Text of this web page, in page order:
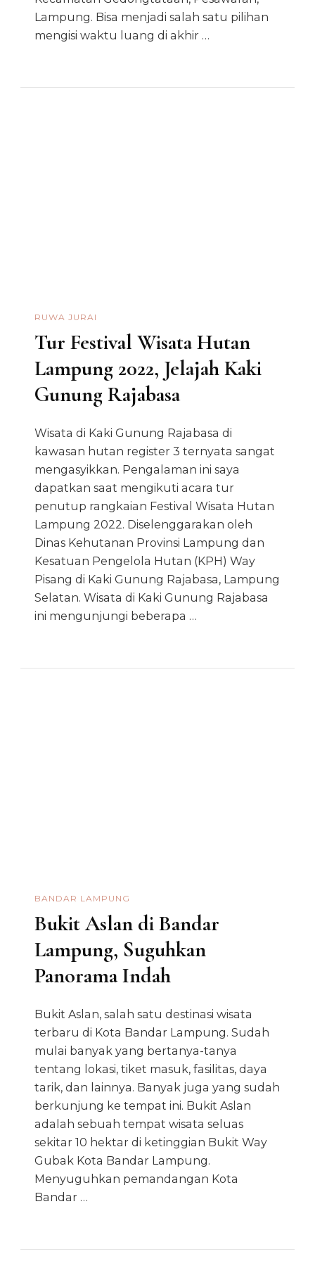
Lampung. Bisa menjadi salah satu pilihan
mengisi waktu luang di akhir …
RUWA JURAI
Tur Festival Wisata Hutan
Lampung 2022, Jelajah Kaki
Gunung Rajabasa
Wisata di Kaki Gunung Rajabasa di
kawasan hutan register 3 ternyata sangat
mengasyikkan. Pengalaman ini saya
dapatkan saat mengikuti acara tur
penutup rangkaian Festival Wisata Hutan
Lampung 2022. Diselenggarakan oleh
Dinas Kehutanan Provinsi Lampung dan
Kesatuan Pengelola Hutan (KPH) Way
Pisang di Kaki Gunung Rajabasa, Lampung
Selatan. Wisata di Kaki Gunung Rajabasa
ini mengunjungi beberapa …
BANDAR LAMPUNG
Bukit Aslan di Bandar
Lampung, Suguhkan
Panorama Indah
Bukit Aslan, salah satu destinasi wisata
terbaru di Kota Bandar Lampung. Sudah
mulai banyak yang bertanya-tanya
tentang lokasi, tiket masuk, fasilitas, daya
tarik, dan lainnya. Banyak juga yang sudah
berkunjung ke tempat ini. Bukit Aslan
adalah sebuah tempat wisata seluas
sekitar 10 hektar di ketinggian Bukit Way
Gubak Kota Bandar Lampung.
Menyuguhkan pemandangan Kota
Bandar …